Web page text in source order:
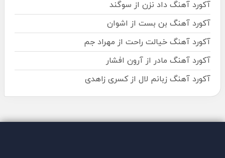
آکورد آهنگ داد نزن از سوگند
آکورد آهنگ بن بست از اشوان
آکورد آهنگ خیالت راحت از مهراد جم
آکورد آهنگ مادر از آرون افشار
آکورد آهنگ زبانم لال از کسری زاهدی